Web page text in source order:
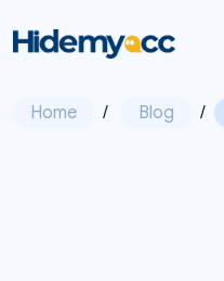
Home / Blog /